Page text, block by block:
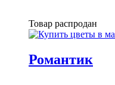
Товар распродан
Романтик